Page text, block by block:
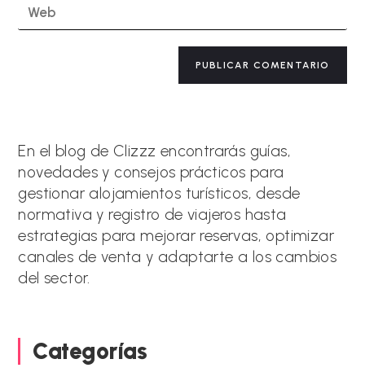
para
correo
electrónico
URL
a
i
v
e
:
En el blog de Clizzz encontrarás guías,
novedades y consejos prácticos para
gestionar alojamientos turísticos, desde
normativa y registro de viajeros hasta
estrategias para mejorar reservas, optimizar
canales de venta y adaptarte a los cambios
del sector.
Categorías